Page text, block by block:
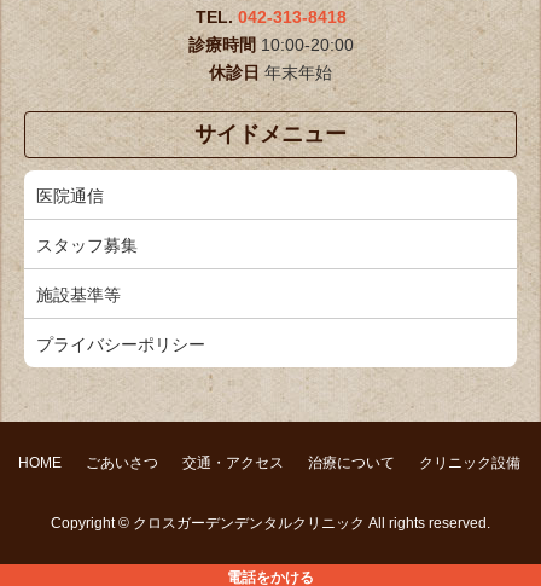
TEL. 042-313-8418
診療時間10:00-20:00
休診日年末年始
電話をかける
サイドメニュー
医院通信
スタッフ募集
施設基準等
プライバシーポリシー
HOME ごあいさつ 交通・アクセス 治療について クリニック設備
Copyright © クロスガーデンデンタルクリニック All rights reserved.